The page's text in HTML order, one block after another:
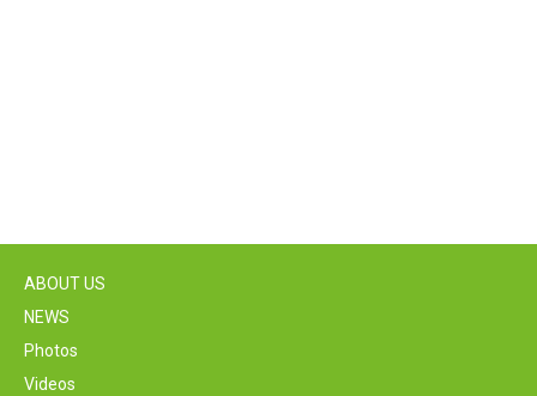
ABOUT US
NEWS
Photos
Videos